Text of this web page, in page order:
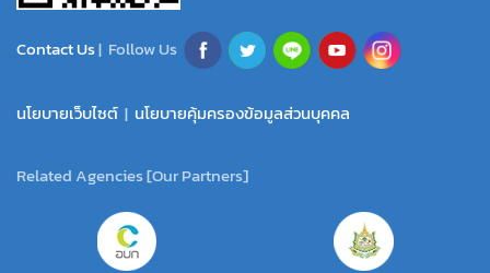
Contact Us| Follow Us
นโยบายเว็บไซต์ | นโยบายคุ้มครองข้อมูลส่วนบุคคล
Related Agencies [Our Partners]